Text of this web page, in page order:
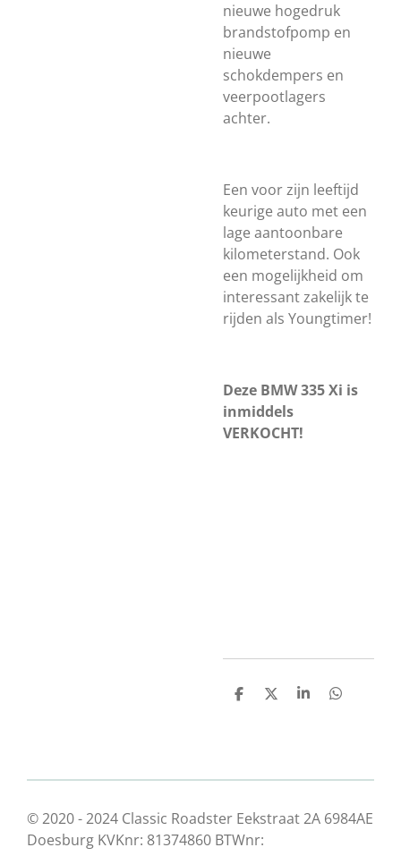
nieuwe hogedruk
brandstofpomp en
nieuwe
schokdempers en
veerpootlagers
achter.
Een voor zijn leeftijd
keurige auto met een
lage aantoonbare
kilometerstand. Ook
een mogelijkheid om
interessant zakelijk te
rijden als Youngtimer!
Deze BMW 335 Xi is
inmiddels
VERKOCHT!
D
D
S
D
© 2020 - 2024 Classic Roadster Eekstraat 2A 6984AE
Doesburg KVKnr: 81374860 BTWnr: